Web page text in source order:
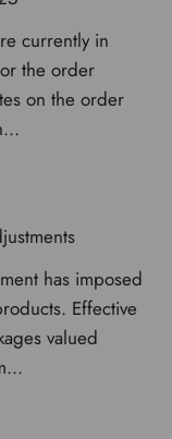
currently in
the order
on the order
has imposed
Effective
valued